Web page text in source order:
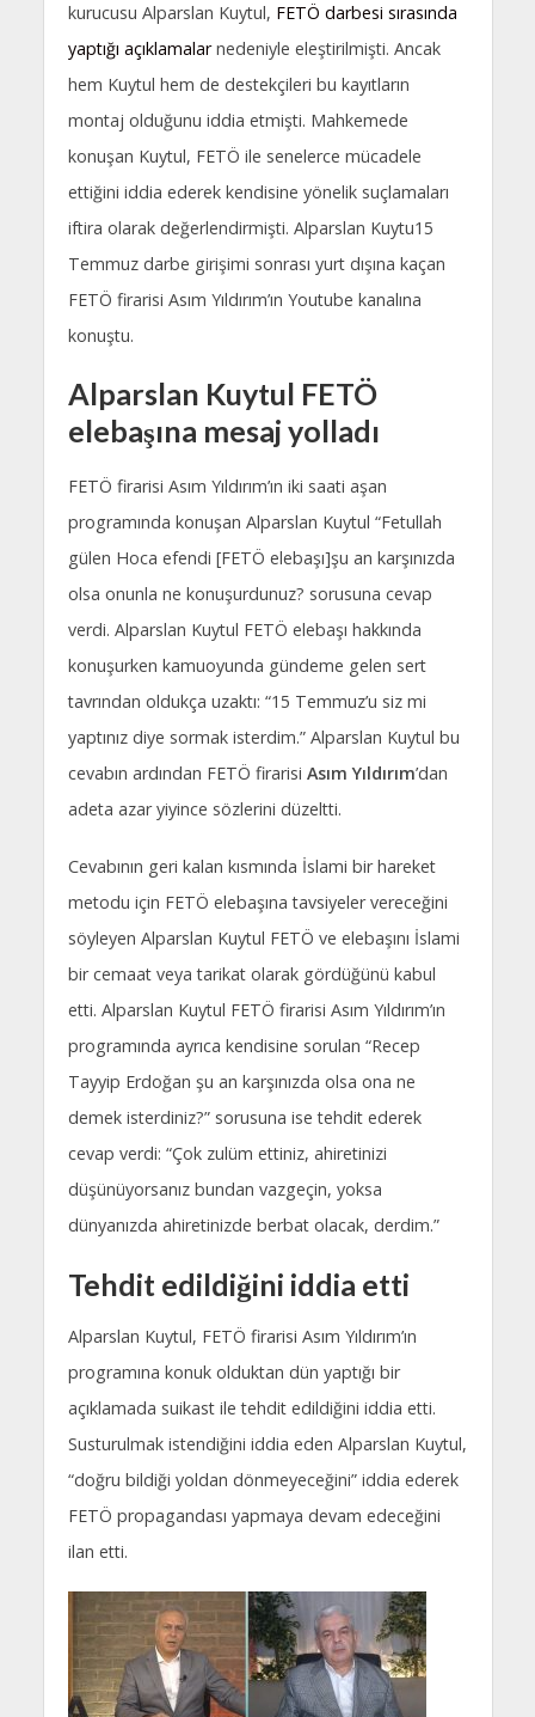
kurucusu Alparslan Kuytul, FETÖ darbesi sırasında
yaptığı açıklamalarnedeniyle eleştirilmişti. Ancak
hem Kuytul hem de destekçileri bu kayıtların
montaj olduğunu iddia etmişti. Mahkemede
konuşan Kuytul, FETÖ ile senelerce mücadele
ettiğini iddia ederek kendisine yönelik suçlamaları
iftira olarak değerlendirmişti. Alparslan Kuytu15
Temmuz darbe girişimi sonrası yurt dışına kaçan
FETÖ firarisi Asım Yıldırım’ın Youtube kanalına
konuştu.
Alparslan Kuytul FETÖ
elebaşına mesaj yolladı
FETÖ firarisi Asım Yıldırım’ın iki saati aşan
programında konuşan Alparslan Kuytul “Fetullah
gülen Hoca efendi [FETÖ elebaşı]şu an karşınızda
olsa onunla ne konuşurdunuz? sorusuna cevap
verdi. Alparslan Kuytul FETÖ elebaşı hakkında
konuşurken kamuoyunda gündeme gelen sert
tavrından oldukça uzaktı: “15 Temmuz’u siz mi
yaptınız diye sormak isterdim.” Alparslan Kuytul bu
cevabın ardından FETÖ firarisi Asım Yıldırım’dan
adeta azar yiyince sözlerini düzeltti.
Cevabının geri kalan kısmında İslami bir hareket
metodu için FETÖ elebaşına tavsiyeler vereceğini
söyleyen Alparslan Kuytul FETÖ ve elebaşını İslami
bir cemaat veya tarikat olarak gördüğünü kabul
etti. Alparslan Kuytul FETÖ firarisi Asım Yıldırım’ın
programında ayrıca kendisine sorulan “Recep
Tayyip Erdoğan şu an karşınızda olsa ona ne
demek isterdiniz?” sorusuna ise tehdit ederek
cevap verdi: “Çok zulüm ettiniz, ahiretinizi
düşünüyorsanız bundan vazgeçin, yoksa
dünyanızda ahiretinizde berbat olacak, derdim.”
Tehdit edildiğini iddia etti
Alparslan Kuytul, FETÖ firarisi Asım Yıldırım’ın
programına konuk olduktan dün yaptığı bir
açıklamada suikast ile tehdit edildiğini iddia etti.
Susturulmak istendiğini iddia eden Alparslan Kuytul,
“doğru bildiği yoldan dönmeyeceğini” iddia ederek
FETÖ propagandası yapmaya devam edeceğini
ilan etti.